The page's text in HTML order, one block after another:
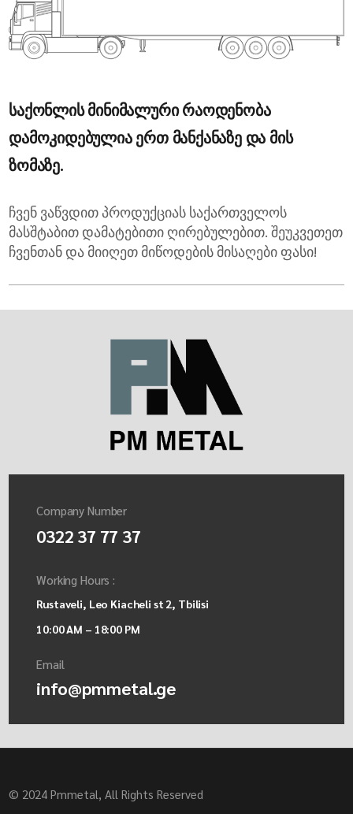
საქონლის მინიმალური რაოდენობა
დამოკიდებულია ერთ მანქანაზე და მის
ზომაზე.
ჩვენ ვაწვდით პროდუქციას საქართველოს
მასშტაბით დამატებითი ღირებულებით. შეუკვეთეთ
ჩვენთან და მიიღეთ მიწოდების მისაღები ფასი!
Company Number
0322 37 77 37
Working Hours :
Rustaveli, Leo Kiacheli st 2, Tbilisi
10:00 AM – 18:00 PM
Email
info@pmmetal.ge
© 2024 Pmmetal, All Rights Reserved